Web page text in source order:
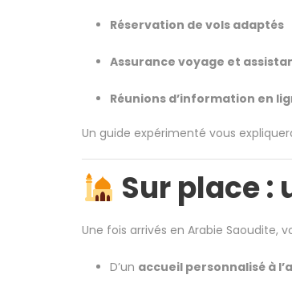
Réservation de vols adaptés
Assurance voyage et
Réunions d’information en
Un guide expérimenté vous
Sur place
Une fois arrivés en Arabie Saoudite,
D’un accueil personnalisé à